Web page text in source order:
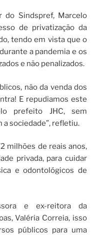
do Sindspref, Marcelo
de privatização da
tendo em vista que o
a pandemia e os
e não penalizados.
não da venda dos
E repudiamos este
prefeito JHC, sem
sociedade”, refletiu.
milhões de reais anos,
privada, para cuidar
e odontológicos de
e ex-reitora da
Valéria Correia, isso
públicos para uma